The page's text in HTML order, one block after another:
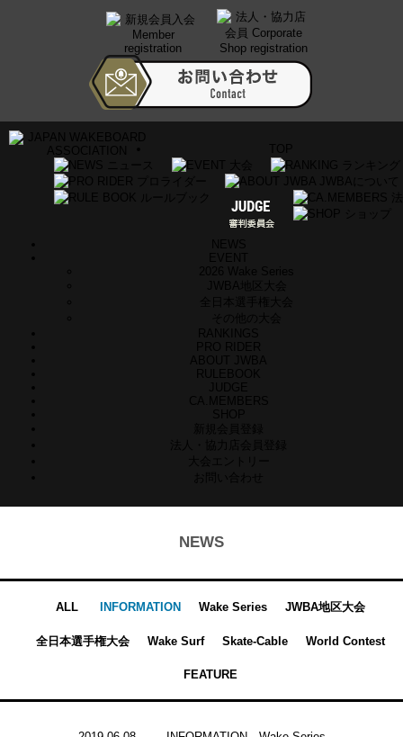
NEWS
ALL INFORMATION Wake Series JWBA地区大会
全日本選手権大会 Wake Surf Skate-Cable World Contest
FEATURE